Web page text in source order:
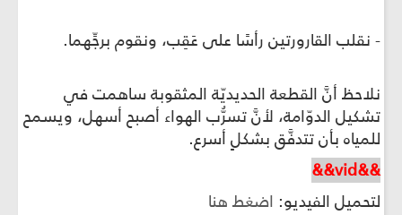
- نقلب القارورتين رأسًا على عَقِب، ونقوم برجِّهما.
نلاحظ أنَّ القطعة الحديديّة المثقوبة ساهمت في
تشكيل الدوّامة، لأنَّ تسرُّب الهواء أصبح أسهل، ويسمح
للمياه بأن تتدفَّق بشكلٍ أسرع.
&&vid&&
لتحميل الفيديو: اضغط هنا